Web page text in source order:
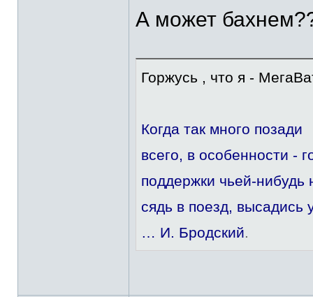
А может
Горжусь , что я -
Когда так много позади
всего, в особенности -
поддержки чьей-нибудь
сядь в поезд, высадись
… И. Бродский.